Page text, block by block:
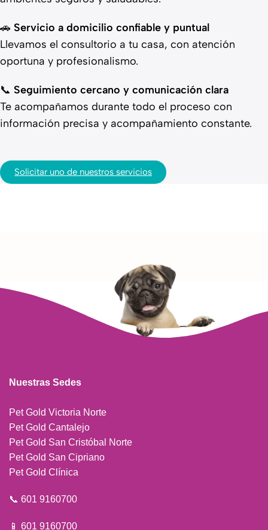
🚗 Servicio a domicilio confiable y puntual
Llevamos el consultorio a tu casa, con atención
oportuna y profesionalismo.
📞 Seguimiento cercano y comunicación clara
Te acompañamos durante todo el proceso con
información precisa y acompañamiento constante.
Solicitar uno de nuestros servicios
Nuestras Sedes
Pet Gold Victoria Norte
Pet Gold Cantalejo
Pet Gold San Cristóbal Norte
Pet Gold San Cipriano
Pet Gold Clínica
📞 601 9160700
📱 601 9160700